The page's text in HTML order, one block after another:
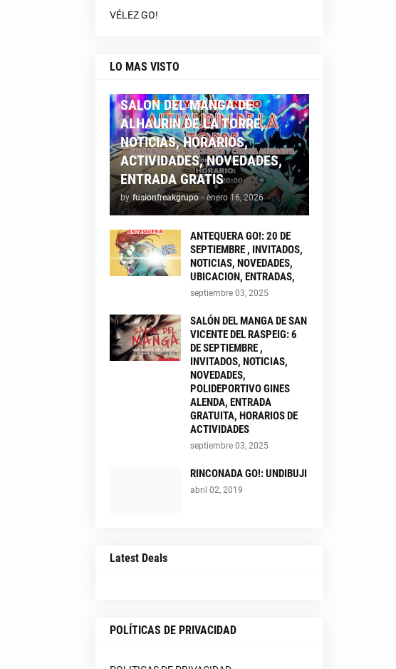
VÉLEZ GO!
LO MAS VISTO
SALON DEL MANGA DE
ALHAURIN DE LA TORRE,
NOTICIAS, HORARIOS,
ACTIVIDADES, NOVEDADES,
ENTRADA GRATIS
by fusionfreakgrupo - enero 16, 2026
ANTEQUERA GO!: 20 DE
SEPTIEMBRE , INVITADOS,
NOTICIAS, NOVEDADES,
UBICACION, ENTRADAS,
septiembre 03, 2025
SALÓN DEL MANGA DE SAN
VICENTE DEL RASPEIG: 6
DE SEPTIEMBRE ,
INVITADOS, NOTICIAS,
NOVEDADES,
POLIDEPORTIVO GINES
ALENDA, ENTRADA
GRATUITA, HORARIOS DE
ACTIVIDADES
septiembre 03, 2025
RINCONADA GO!: UNDIBUJI
abril 02, 2019
Latest Deals
POLÍTICAS DE PRIVACIDAD